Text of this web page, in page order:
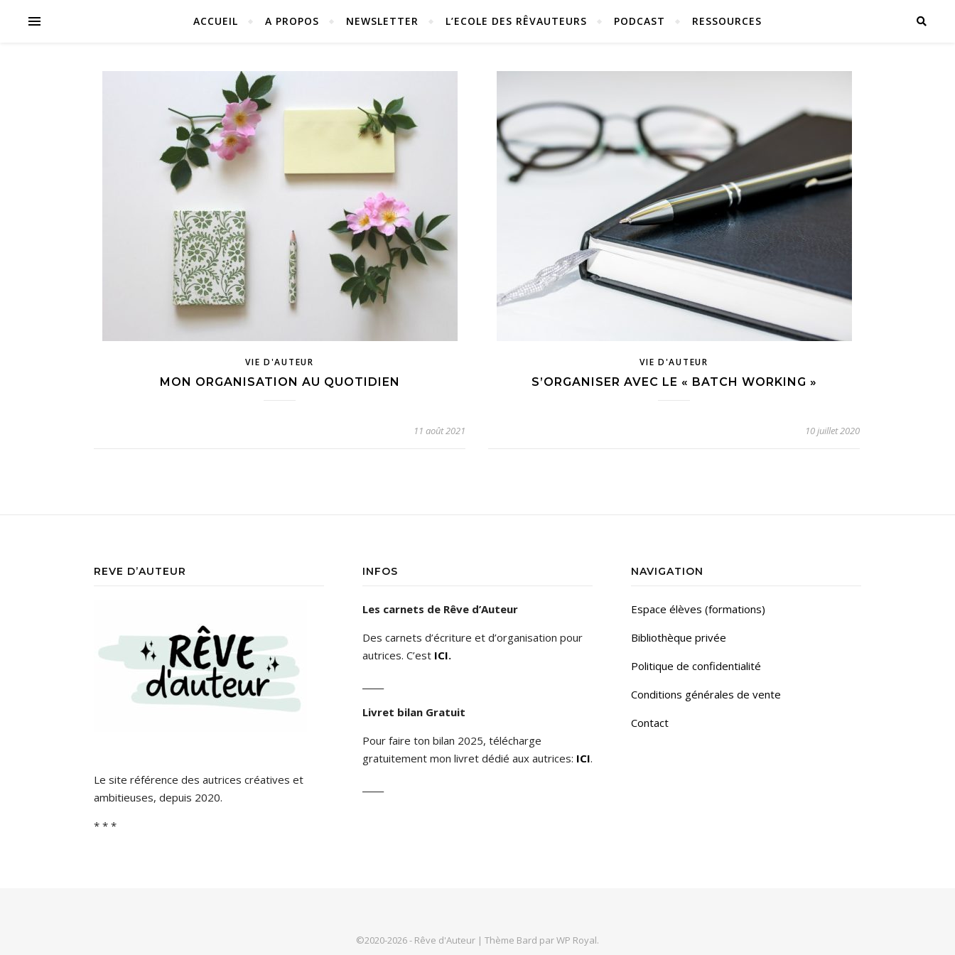
ACCUEIL A PROPOS NEWSLETTER L’ECOLE DES RÊVAUTEURS PODCAST RESSOURCES
VIE D'AUTEUR
MON ORGANISATION AU QUOTIDIEN
11 août 2021
VIE D'AUTEUR
S’ORGANISER AVEC LE « BATCH WORKING »
10 juillet 2020
REVE D’AUTEUR
Le site référence des autrices créatives et
ambitieuses, depuis 2020.
* * *
INFOS
Les carnets de Rêve d’Auteur
Des carnets d’écriture et d’organisation pour
autrices. C’est ICI.
Livret bilan Gratuit
Pour faire ton bilan 2025, télécharge
gratuitement mon livret dédié aux autrices: ICI.
NAVIGATION
Espace élèves (formations)
Bibliothèque privée
Politique de confidentialité
Conditions générales de vente
Contact
©2020-2026 - Rêve d'Auteur | Thème Bard parWP Royal.